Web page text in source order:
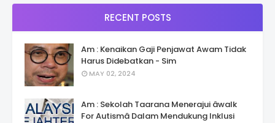
RECENT POSTS
Am : Kenaikan Gaji Penjawat Awam Tidak
Harus Didebatkan - Sim
MAY 02, 2024
Am : Sekolah Taarana Menerajui âwalk
For Autismâ Dalam Mendukung Inklusi